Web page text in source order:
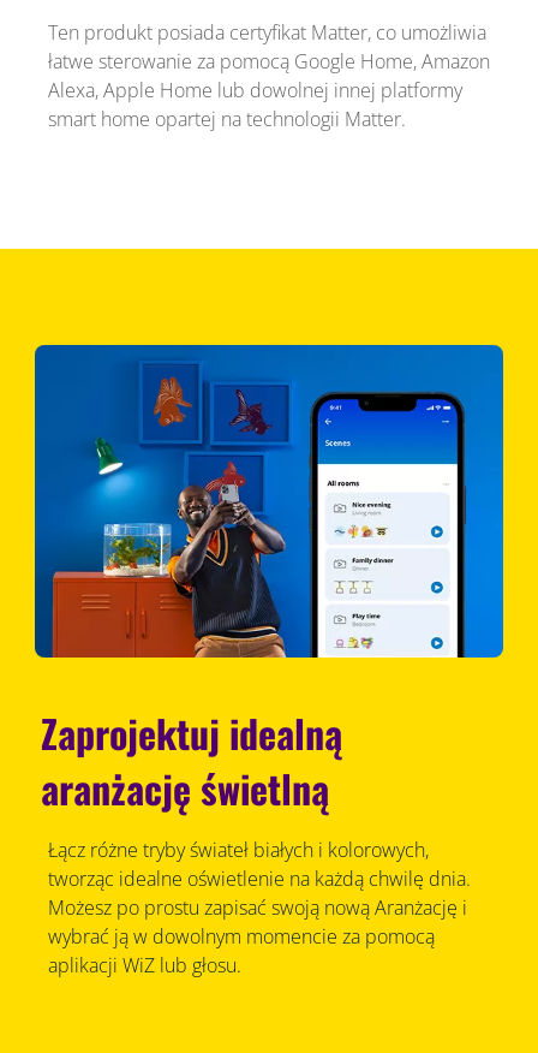
Ten produkt posiada certyfikat Matter, co umożliwia
łatwe sterowanie za pomocą Google Home, Amazon
Alexa, Apple Home lub dowolnej innej platformy
smart home opartej na technologii Matter.
Zaprojektuj idealną
aranżację świetlną
Łącz różne tryby świateł białych i kolorowych,
tworząc idealne oświetlenie na każdą chwilę dnia.
Możesz po prostu zapisać swoją nową Aranżację i
wybrać ją w dowolnym momencie za pomocą
aplikacji WiZ lub głosu.